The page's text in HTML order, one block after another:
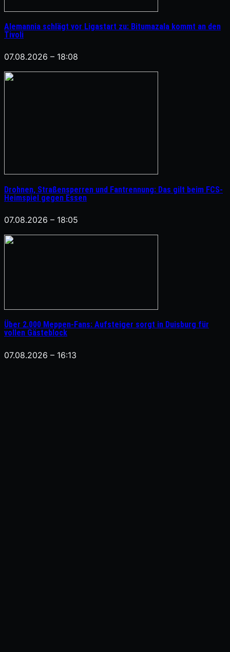
Alemannia schlägt vor Ligastart zu: Bitumazala kommt an den
Tivoli
07.08.2026 – 18:08
Drohnen, Straßensperren und Fantrennung: Das gilt beim FCS-
Heimspiel gegen Essen
07.08.2026 – 18:05
Über 2.000 Meppen-Fans: Aufsteiger sorgt in Duisburg für
vollen Gästeblock
07.08.2026 – 16:13